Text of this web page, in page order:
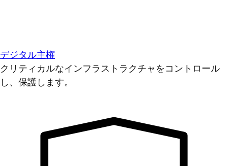
デジタル主権
クリティカルなインフラストラクチャをコントロール
し、保護します。